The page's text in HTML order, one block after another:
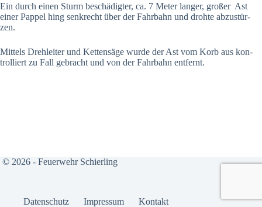
Ein durch einen Sturm beschä­dig­ter, ca. 7 Meter lan­ger, gro­ßer Ast
einer Pap­pel hing senk­recht über der Fahr­bahn und droh­te abzu­stür­
zen.
Mit­tels Dreh­lei­ter und Ket­ten­sä­ge wur­de der Ast vom Korb aus kon­
trol­liert zu Fall gebracht und von der Fahr­bahn ent­fernt.
© 2026 - Feuerwehr Schierling
Daten­schutz Impres­sum Kon­takt